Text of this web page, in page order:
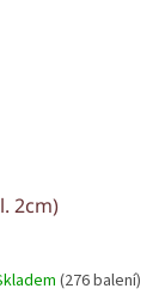
2cm)
(276 balení)